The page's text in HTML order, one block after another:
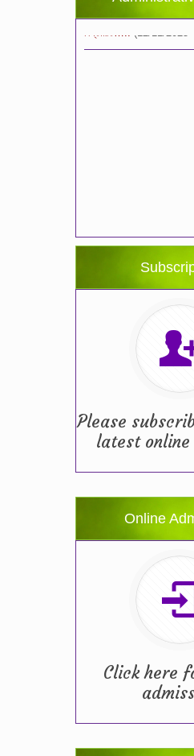
স্কুলের ছুটির তালিকা ও
২০২৬ শিক্ষাবর্ষে ভর্তি পুন:
শ্রেণি পযর্ন্ত ফরম বিতরন
(11/12/2025 2:38 pm)
বিশেষ বিজ্ঞপ্তি: ক্লাসের
(12/11/2025
Please
latest
Online
Click here